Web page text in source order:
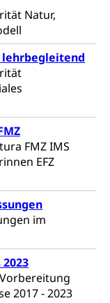
Natur,
lehrbegleitend
FMZ IMS
EFZ
im
2017 - 2023
Pfändung
und